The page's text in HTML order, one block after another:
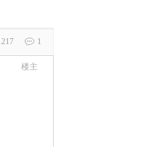
1
楼主